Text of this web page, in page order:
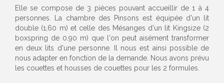
Elle se compose de 3 pièces pouvant accueillir de 1 à 4
personnes. La chambre des Pinsons est équipée d'un lit
double (1,60 m) et celle des Mésanges d'un lit Kingsize (2
boxspring de 0.90 m) que l'on peut aisément transformer
en deux lits d'une personne. Il nous est ainsi possible de
nous adapter en fonction de la demande. Nous avons prévu
les couettes et housses de couettes pour les 2 formules.